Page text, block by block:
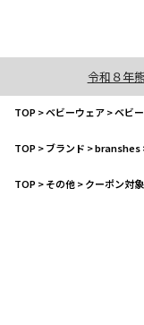
令和８年
TOP>ベビーウェア>ベビ
TOP>ブランド >branshes
TOP>その他>クーポン対